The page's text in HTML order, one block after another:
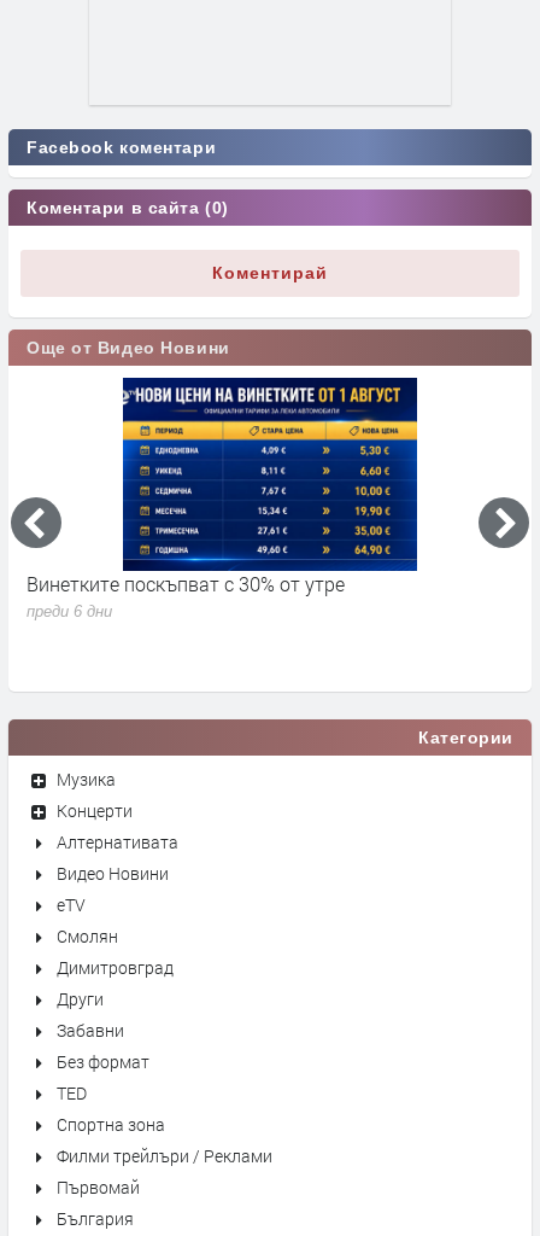
Facebook коментари
Коментари в сайта (0)
Коментирай
Още от Видео Новини
Винетките поскъпват с 30% от утре
преди 6 дни
Категории
Музика
Концерти
Алтернативата
Видео Новини
eTV
Смолян
Димитровград
Други
Забавни
Без формат
TED
Спортна зона
Филми трейлъри / Реклами
Първомай
България